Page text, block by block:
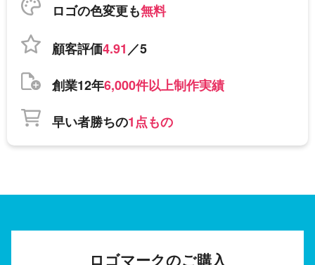
ロゴの色変更も無料
顧客評価4.91／5
創業12年6,000件以上制作実績
早い者勝ちの1点もの
ロゴマークのご購入